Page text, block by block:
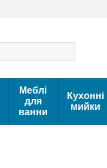
Меблі
для
ванни
Кухонні
мийки